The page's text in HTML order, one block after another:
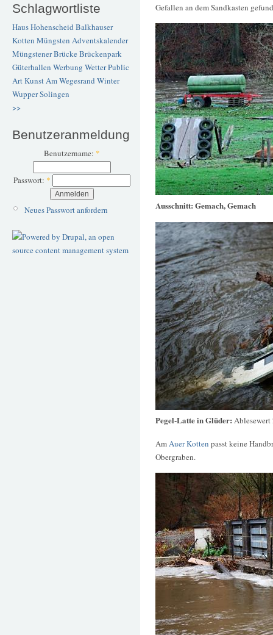
Schlagwortliste
Haus Hohenscheid Balkhauser
Kotten Müngsten Adventskalender
Müngstener BrückeBrückenpark
Güterhallen Werbung WetterPublic
ArtKunstAm Wegesrand Winter
WupperSolingen
>>
Benutzeranmeldung
Benutzername: *
Passwort: *
Neues Passwort anfordern
Gefallen an dem Sandkasten
Ausschnitt: Gemach, Gemach
Pegel-Latte in Glüder: Ablesewert
Am Auer Kotten passt keine
Obergraben.